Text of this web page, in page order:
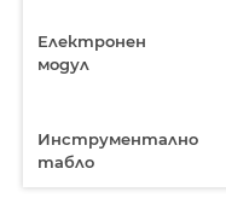
Електронен
модул
Инструментално
табло